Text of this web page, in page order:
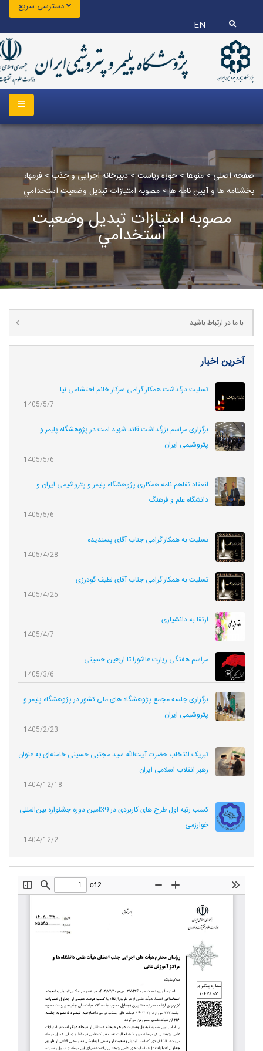
EN
دسترسی سریع
مصوبه امتيازات تبديل وضعيت
استخدامي
صفحه اصلی>منوها>حوزه ریاست>دبیرخانه اجرایی و جذب > فرمها،
بخشنامه ها و آیین نامه ها‏> مصوبه امتيازات تبديل وضعيت استخدامي
با ما در ارتباط باشید
آخرین اخبار
تسلیت درگذشت همکار گرامی سرکار خانم احتشامی نیا
1405/5/7
برگزاری مراسم بزرگداشت قائد شهید امت در پژوهشگاه پلیمر و
پتروشیمی ایران
1405/5/6
انعقاد تفاهم نامه همکاری‌ پژوهشگاه پلیمر و پتروشیمی ایران و
دانشگاه علم و فرهنگ
1405/5/6
تسلیت به همکار گرامی جناب آقای پسندیده
1405/4/28
تسلیت به همکار گرامی جناب آقای لطیف گودرزی
1405/4/25
ارتقا به دانشیاری
1405/4/7
مراسم هفتگی زیارت عاشورا تا اربعین حسینی
1405/3/6
برگزاری جلسه مجمع پژوهشگاه های ملی کشور در پژوهشگاه پلیمر و
پتروشیمی ایران
1405/2/23
تبریک انتخاب حضرت آیت‌الله سید مجتبی حسینی خامنه‌ای به عنوان
رهبر انقلاب اسلامی ایران
1404/12/18
کسب رتبه اول طرح های کاربردی در 39امین دوره جشنواره بین‌المللی
خوارزمی
1404/12/2